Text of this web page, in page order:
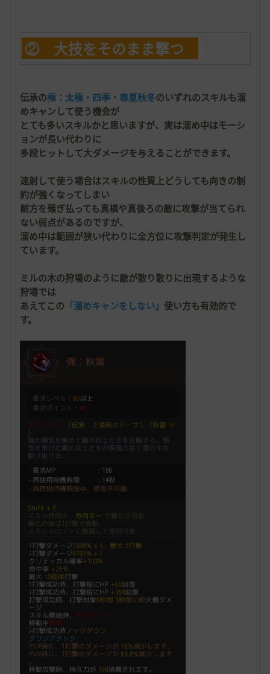
② 大技をそのまま撃つ
伝承の極：太極・四季・春夏秋冬のいずれのスキルも溜
めキャンして使う機会が
とても多いスキルかと思いますが、実は溜め中はモーシ
ョンが長い代わりに
多段ヒットして大ダメージを与えることができます。
速射して使う場合はスキルの性質上どうしても向きの制
約が強くなってしまい
前方を薙ぎ払っても真横や真後ろの敵に攻撃が当てられ
ない弱点があるのですが、
溜め中は範囲が狭い代わりに全方位に攻撃判定が発生し
ています。
ミルの木の狩場のように敵が散り散りに出現するような
狩場では
あえてこの 「溜めキャンをしない」 使い方も有効的で
す。